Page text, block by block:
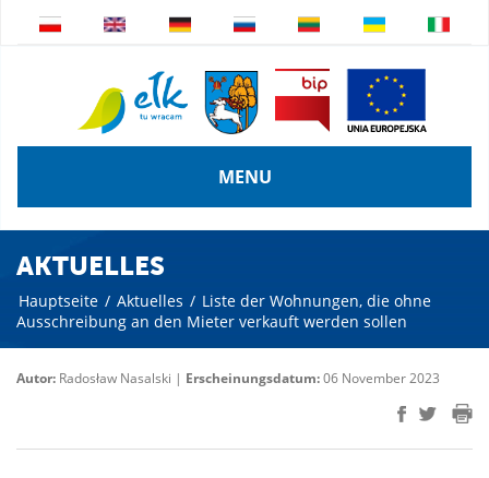
MENU
AKTUELLES
Hauptseite / Aktuelles / Liste der Wohnungen, die ohne
Ausschreibung an den Mieter verkauft werden sollen
Autor: Radosław Nasalski | Erscheinungsdatum:06 November 2023